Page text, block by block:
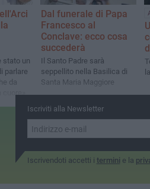
stato un
parlare
da
cuore»
Dal funerale di Papa
Francesco al
Conclave: ecco cosa
succederà
Il Santo Padre sarà
seppellito nella Basilica di
Santa Maria Maggiore
Iscriviti alla Newsletter
Iscrivendoti accetti i termini e la